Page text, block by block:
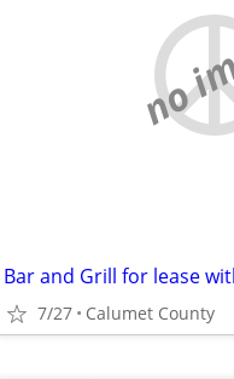
no
Bar and Grill for lease
7/27 Calumet County